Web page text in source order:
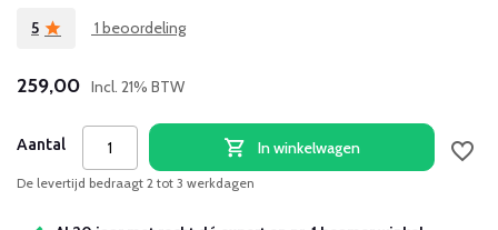
5 1 beoordeling
259,00 Incl. 21% BTW
Aantal In winkelwagen
De levertijd bedraagt 2 tot 3 werkdagen